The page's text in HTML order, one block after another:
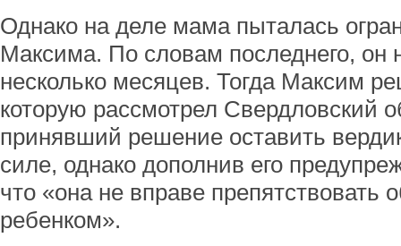
Однако на деле мама пыталась
Максима. По словам последнего, он
несколько месяцев. Тогда Максим
которую рассмотрел Свердловский
принявший решение оставить
силе, однако дополнив его
что «она не вправе препятствовать
ребенком».